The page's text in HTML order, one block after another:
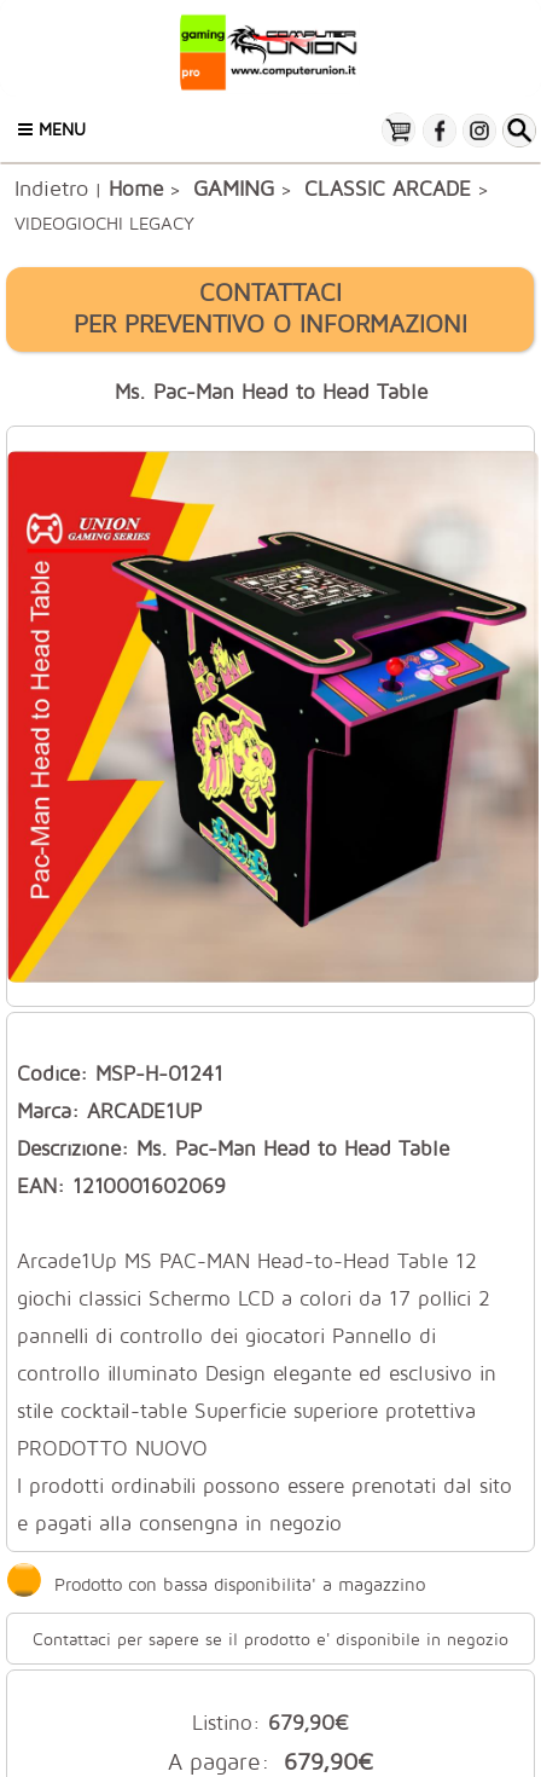
MENU
Indietro | Home> GAMING > CLASSIC ARCADE >
VIDEOGIOCHI LEGACY
CONTATTACI
PER PREVENTIVO O INFORMAZIONI
Ms. Pac-Man Head to Head Table
Codice: MSP-H-01241
Marca: ARCADE1UP
Descrizione: Ms. Pac-Man Head to Head Table
EAN: 1210001602069
Arcade1Up MS PAC-MAN Head-to-Head Table 12
giochi classici Schermo LCD a colori da 17 pollici 2
pannelli di controllo dei giocatori Pannello di
controllo illuminato Design elegante ed esclusivo in
stile cocktail-table Superficie superiore protettiva
PRODOTTO NUOVO
I prodotti ordinabili possono essere prenotati dal sito
e pagati alla consengna in negozio
Prodotto con bassa disponibilita' a magazzino
Contattaci per sapere se il prodotto e' disponibile in negozio
Listino: 679,90€
A pagare: 679,90€